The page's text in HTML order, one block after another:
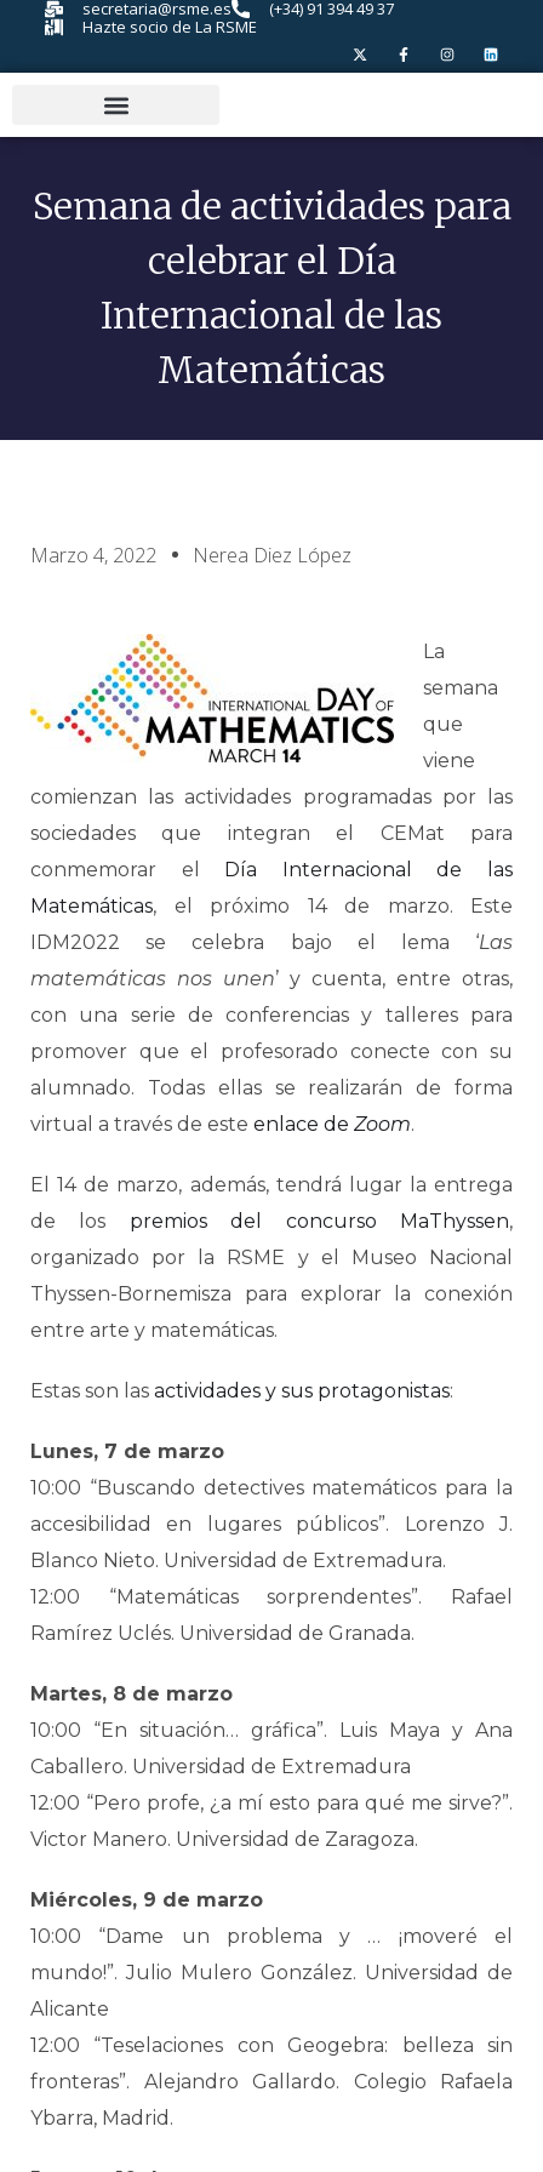
secretaria@rsme.es
(+34) 91 394 49 37
Hazte socio de La RSME
Semana de actividades para
celebrar el Día
Internacional de las
Matemáticas
Marzo 4, 2022 Nerea Diez López
La
semana
que
viene
comienzan las actividades programadas por las
sociedades que integran el CEMat para
conmemorar el Día Internacional de las
Matemáticas, el próximo 14 de marzo. Este
IDM2022 se celebra bajo el lema ‘Las
matemáticas nos unen’ y cuenta, entre otras,
con una serie de conferencias y talleres para
promover que el profesorado conecte con su
alumnado. Todas ellas se realizarán de forma
virtual a través de este enlace de Zoom.
El 14 de marzo, además, tendrá lugar la entrega
de los premios del concurso MaThyssen,
organizado por la RSME y el Museo Nacional
Thyssen-Bornemisza para explorar la conexión
entre arte y matemáticas.
Estas son las actividades y sus protagonistas:
Lunes, 7 de marzo
10:00 “Buscando detectives matemáticos para la
accesibilidad en lugares públicos”. Lorenzo J.
Blanco Nieto. Universidad de Extremadura.
12:00 “Matemáticas sorprendentes”. Rafael
Ramírez Uclés. Universidad de Granada.
Martes, 8 de marzo
10:00 “En situación… gráfica”. Luis Maya y Ana
Caballero. Universidad de Extremadura
12:00 “Pero profe, ¿a mí esto para qué me sirve?”.
Victor Manero. Universidad de Zaragoza.
Miércoles, 9 de marzo
10:00 “Dame un problema y … ¡moveré el
mundo!”. Julio Mulero González. Universidad de
Alicante
12:00 “Teselaciones con Geogebra: belleza sin
fronteras”. Alejandro Gallardo. Colegio Rafaela
Ybarra, Madrid.